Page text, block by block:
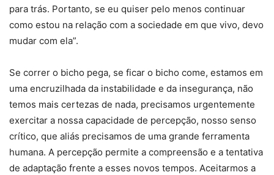
para trás. Portanto, se eu quiser pelo menos continuar
como estou na relação com a sociedade em que vivo, devo
mudar com ela”.
Se correr o bicho pega, se ficar o bicho come, estamos em
uma encruzilhada da instabilidade e da insegurança, não
temos mais certezas de nada, precisamos urgentemente
exercitar a nossa capacidade de percepção, nosso senso
crítico, que aliás precisamos de uma grande ferramenta
humana. A percepção permite a compreensão e a tentativa
de adaptação frente a esses novos tempos. Aceitarmos a